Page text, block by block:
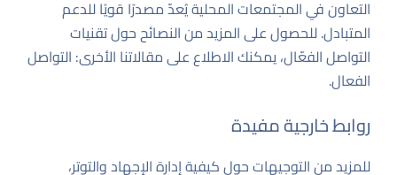
التعاون في المجتمعات المحلية يُعدّ مصدرًا قويًا للدعم
المتبادل. للحصول على المزيد من النصائح حول تقنيات
التواصل الفعّال، يمكنك الاطلاع على مقالاتنا الأخرى: التواصل
الفعال.
روابط خارجية مفيدة
للمزيد من التوجيهات حول كيفية إدارة الإجهاد والتوتر،